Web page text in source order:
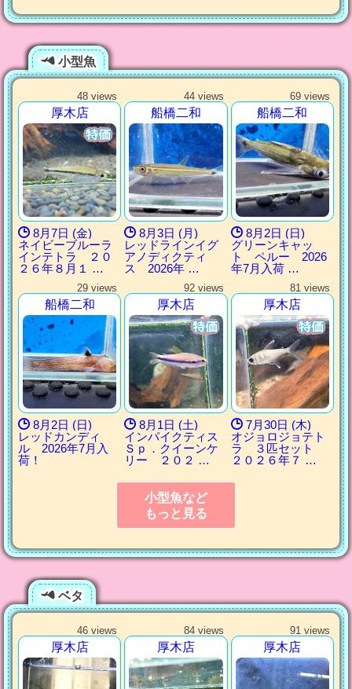
小型魚
48 views
厚木店
8月7日 (金)
ネイビーブルーラ
インテトラ ２０
２６年８月１ …
44 views
船橋二和
8月3日 (月)
レッドラインイグ
アノディクティ
ス 2026年 …
69 views
船橋二和
8月2日 (日)
グリーンキャッ
ト ペルー 2026
年7月入荷 …
29 views
船橋二和
8月2日 (日)
レッドカンディ
ル 2026年7月入
荷！
92 views
厚木店
8月1日 (土)
インパイクティス
Ｓｐ．クイーンケ
リー ２０２ …
81 views
厚木店
7月30日 (木)
オジョロジョテト
ラ ３匹セット
２０２６年７ …
小型魚など
もっと見る
ベタ
46 views
厚木店
84 views
厚木店
91 views
厚木店